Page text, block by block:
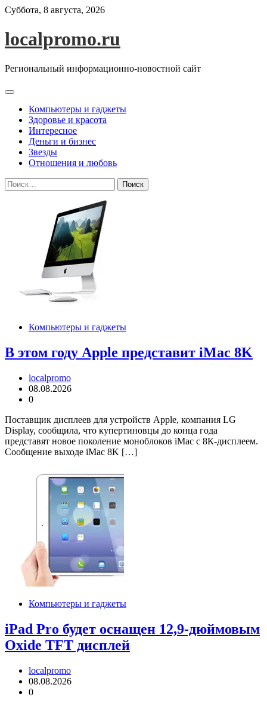
Перейти
содержимому
Суббота, 8 августа, 2026
localpromo.ru
Региональный информационно-новостной сайт
Компьютеры и гаджеты
Здоровье и красота
Интересное
Деньги и бизнес
Звезды
Отношения и любовь
Найти:
Компьютеры и гаджеты
В этом году Apple представит iMac 8K
localpromo
08.08.2026
0
Поставщик дисплеев для устройств Apple, компания LG
Display, сообщила, что купертиновцы до конца года
представят новое поколение моноблоков iMac с 8К-дисплеем.
Сообщение выходе iMac 8K […]
Компьютеры и гаджеты
iPad Pro будет оснащен 12,9-дюймовым
Oxide TFT дисплей
localpromo
08.08.2026
0